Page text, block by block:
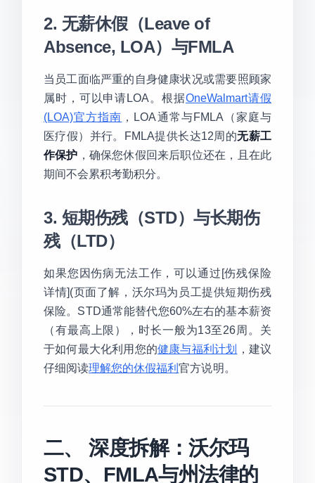
2. 无薪休假（Leave of
Absence, LOA）与FMLA
当员工面临严重的自身健康状况或需要照顾家
属时，可以申请LOA。根据OneWalmart请假
(LOA)官方指南 ，LOA通常与FMLA（家庭与
医疗假）并行。FMLA提供长达12周的无薪工
作保护 ，确保您休假回来后职位还在，且在此
期间不会累积考勤积分。
3. 短期伤残（STD）与长期伤
残（LTD）
如果您因伤病无法工作，可以通过[伤残保险
详情](页面了解，沃尔玛为员工提供短期伤残
保险。STD通常能替代您60%左右的基本薪资
（有最高上限），时长一般为13至26周。关
于如何最大化利用您的健康与福利计划
，建议
仔细阅读理解您的休假福利官方说明。
二、 深度拆解：沃尔玛
STD、FMLA与州法律的